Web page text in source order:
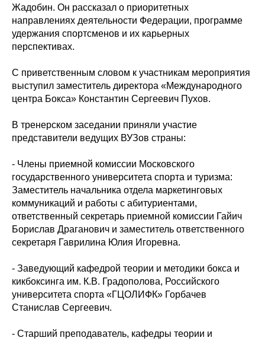
Жадобин. Он рассказал о приоритетных
направлениях деятельности Федерации, программе
удержания спортсменов и их карьерных
перспективах.
С приветственным словом к участникам мероприятия
выступил заместитель директора «Международного
центра Бокса» Константин Сергеевич Пухов.
В тренерском заседании приняли участие
представители ведущих ВУЗов страны:
- Члены приемной комиссии Московского
государственного университета спорта и туризма:
Заместитель начальника отдела маркетинговых
коммуникаций и работы с абитуриентами,
ответственный секретарь приемной комиссии Гайич
Борислав Драганович и заместитель ответственного
секретаря Гаврилина Юлия Игоревна.
- Заведующий кафедрой теории и методики бокса и
кикбоксинга им. К.В. Градополова, Российского
университета спорта «ГЦОЛИФК» Горбачев
Станислав Сергеевич.
- Старший преподаватель, кафедры теории и